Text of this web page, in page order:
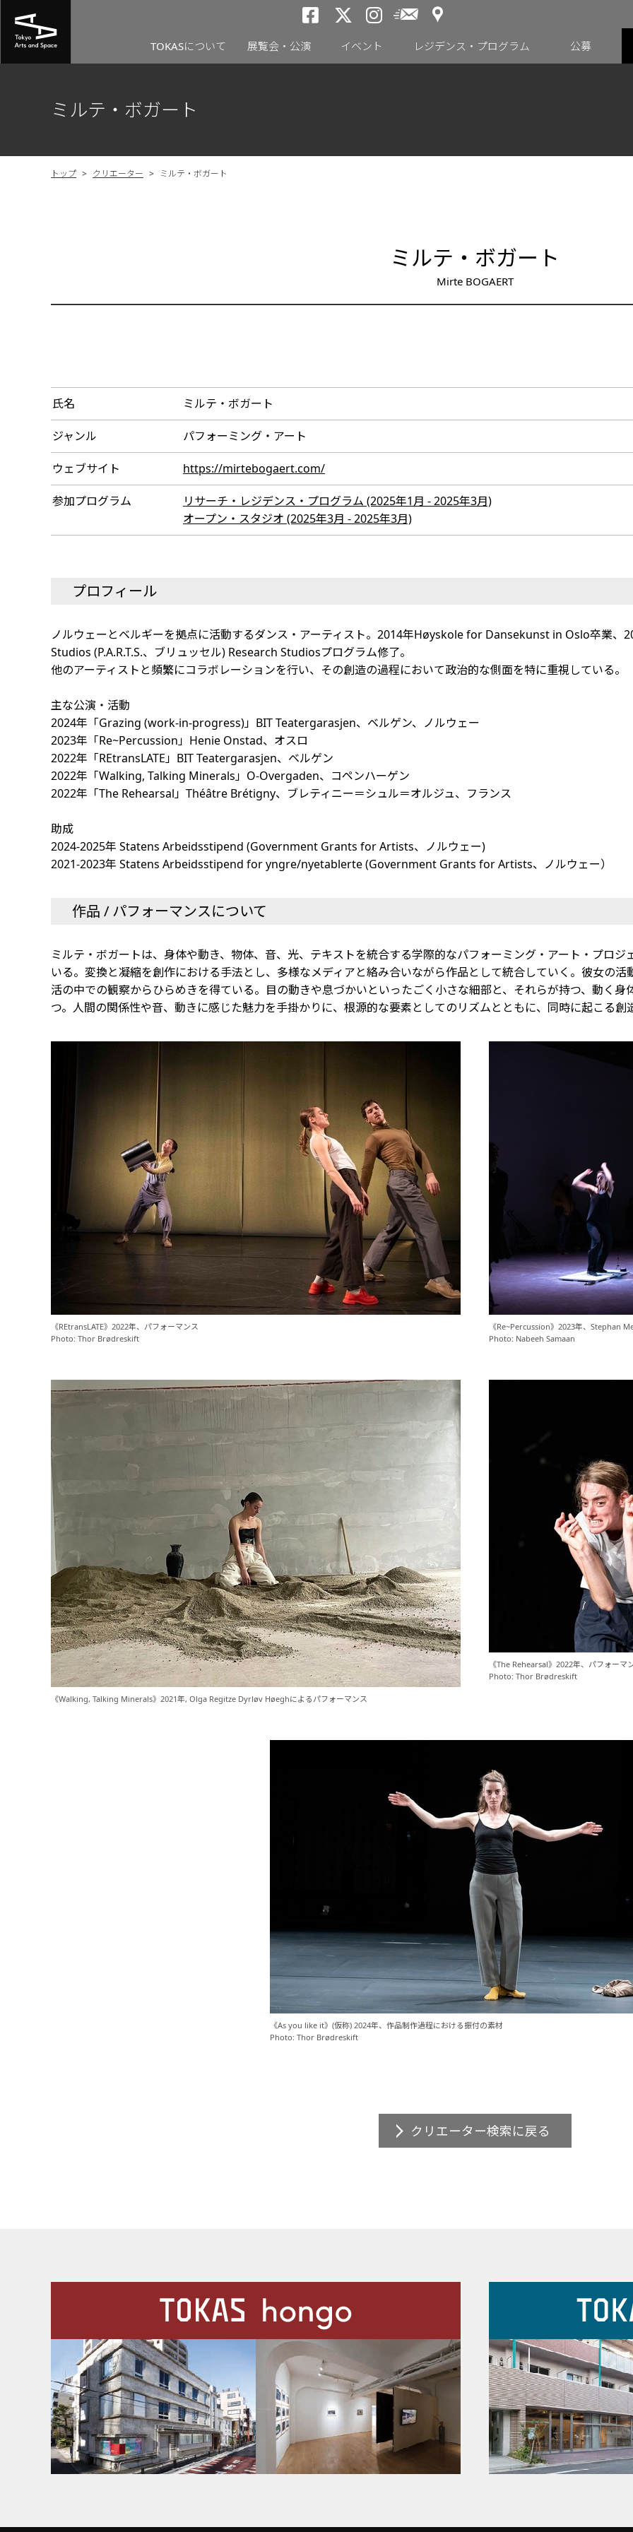
トーキョーアーツアンド
トーキョーアーツアンド
トーキョーアーツア
メールニュース
アクセス
TOKASについて 展覧会・公演 イベント レジデンス・プログラム 公募
ミルテ・ボガート
トップ > クリエーター > ミルテ・ボガート
ミルテ・ボガート
Mirte BOGAERT
氏名 ミルテ・ボガート
ジャンル パフォーミング・アート
ウェブサイト https://mirtebogaert.com/
参加プログラム
リサーチ・レジデンス・プログラム (2025年1月 - 2025年3月)
オープン・スタジオ (2025年3月 - 2025年3月)
プロフィール
ノルウェーとベルギーを拠点に活動するダンス・アーティスト。2014年Høyskole for Dansekunst in Oslo卒業
Studios (P.A.R.T.S.、ブリュッセル) Research Studiosプログラム修了。
他のアーティストと頻繁にコラボレーションを行い、その創造の過程において政治的な側面を特に重視している。
主な公演・活動
2024年「Grazing (work-in-progress)」BIT Teatergarasjen、ベルゲン、ノルウェー
2023年「Re~Percussion」Henie Onstad、オスロ
2022年「REtransLATE」BIT Teatergarasjen、ベルゲン
2022年「Walking, Talking Minerals」O-Overgaden、コペンハーゲン
2022年「The Rehearsal」Théâtre Brétigny、ブレティニー＝シュル＝オルジュ、フランス
助成
2024-2025年 Statens Arbeidsstipend (Government Grants for Artists、ノルウェー)
2021-2023年 Statens Arbeidsstipend for yngre/nyetablerte (Government Grants for Artists、ノルウェー）
作品 / パフォーマンスについて
ミルテ・ボガートは、身体や動き、物体、音、光、テキストを統合する学際的なパフォーミング・アート・プロ
いる。変換と凝縮を創作における手法とし、多様なメディアと絡み合いながら作品として統合していく。彼女の
活の中での観察からひらめきを得ている。目の動きや息づかいといったごく小さな細部と、それらが持つ、動く
つ。人間の関係性や音、動きに感じた魅力を手掛かりに、根源的な要素としてのリズムとともに、同時に起こる創
《REtransLATE》2022年、パフォーマンス
Photo: Thor Brødreskift
《Re~Percussion》2023年、Stephan
Photo: Nabeeh Samaan
《Walking, Talking Minerals》2021年, Olga Regitze Dyrløv Høeghによるパフォーマンス
《The Rehearsal》2022年、パフォーマ
Photo: Thor Brødreskift
《As you like it》(仮称) 2024年、作品制作過程における振付の素材
Photo: Thor Brødreskift
クリエーター検索に戻る